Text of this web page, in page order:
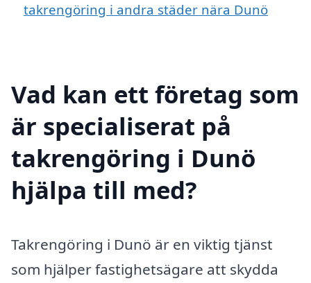
takrengöring i andra städer nära Dunö
Vad kan ett företag som
är specialiserat på
takrengöring i Dunö
hjälpa till med?
Takrengöring i Dunö är en viktig tjänst
som hjälper fastighetsägare att skydda